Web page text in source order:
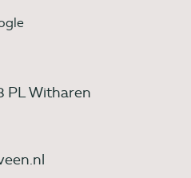
PL Witharen